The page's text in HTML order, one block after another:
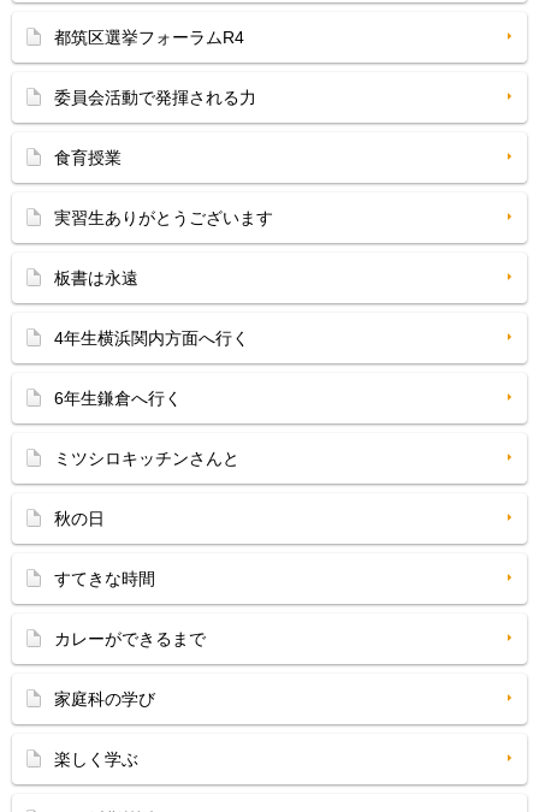
都筑区選挙フォーラムR4
委員会活動で発揮される力
食育授業
実習生ありがとうございます
板書は永遠
4年生横浜関内方面へ行く
6年生鎌倉へ行く
ミツシロキッチンさんと
秋の日
すてきな時間
カレーができるまで
家庭科の学び
楽しく学ぶ